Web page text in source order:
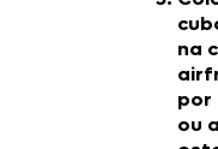
na
por
ou